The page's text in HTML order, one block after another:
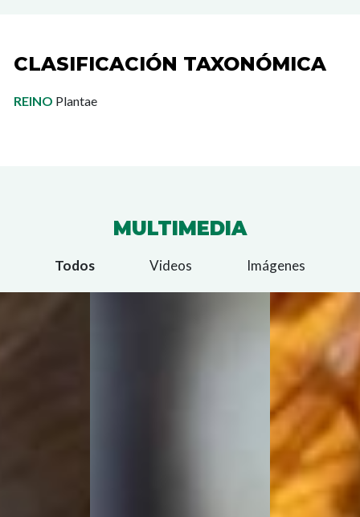
CLASIFICACIÓN TAXONÓMICA
REINO Plantae
MULTIMEDIA
Todos Videos Imágenes